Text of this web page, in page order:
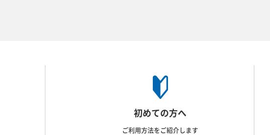
初めての方へ
ご利用方法をご紹介します